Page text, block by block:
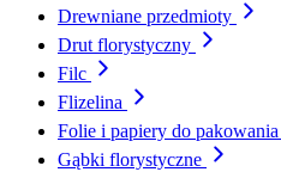
Drewniane przedmioty
Drut florystyczny
Filc
Flizelina
Folie i papiery do pakowania
Gąbki florystyczne